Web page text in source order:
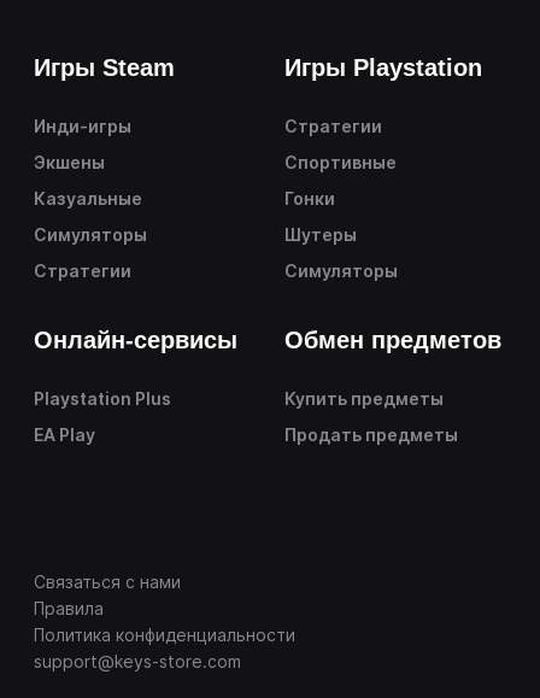
Игры Steam
Инди-игры
Экшены
Казуальные
Симуляторы
Стратегии
Игры Playstation
Стратегии
Спортивные
Гонки
Шутеры
Симуляторы
Онлайн-сервисы
Playstation Plus
EA Play
Обмен предметов
Купить предметы
Продать предметы
Связаться с нами
Правила
Политика конфиденциальности
support@keys-store.com